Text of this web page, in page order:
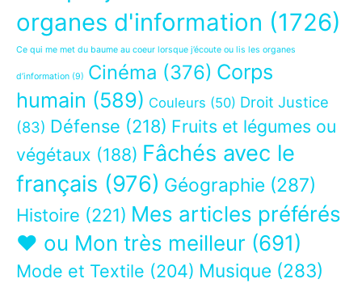
organes d'information (1726)
Ce qui me met du baume au coeur lorsque j’écoute ou lis les organes
d’information (9) Cinéma (376) Corps
humain (589) Couleurs (50) Droit Justice
(83) Défense (218) Fruits et légumes ou
végétaux (188) Fâchés avec le
français (976) Géographie (287)
Histoire (221) Mes articles préférés
❤ ou Mon très meilleur (691)
Mode et Textile (204) Musique (283)